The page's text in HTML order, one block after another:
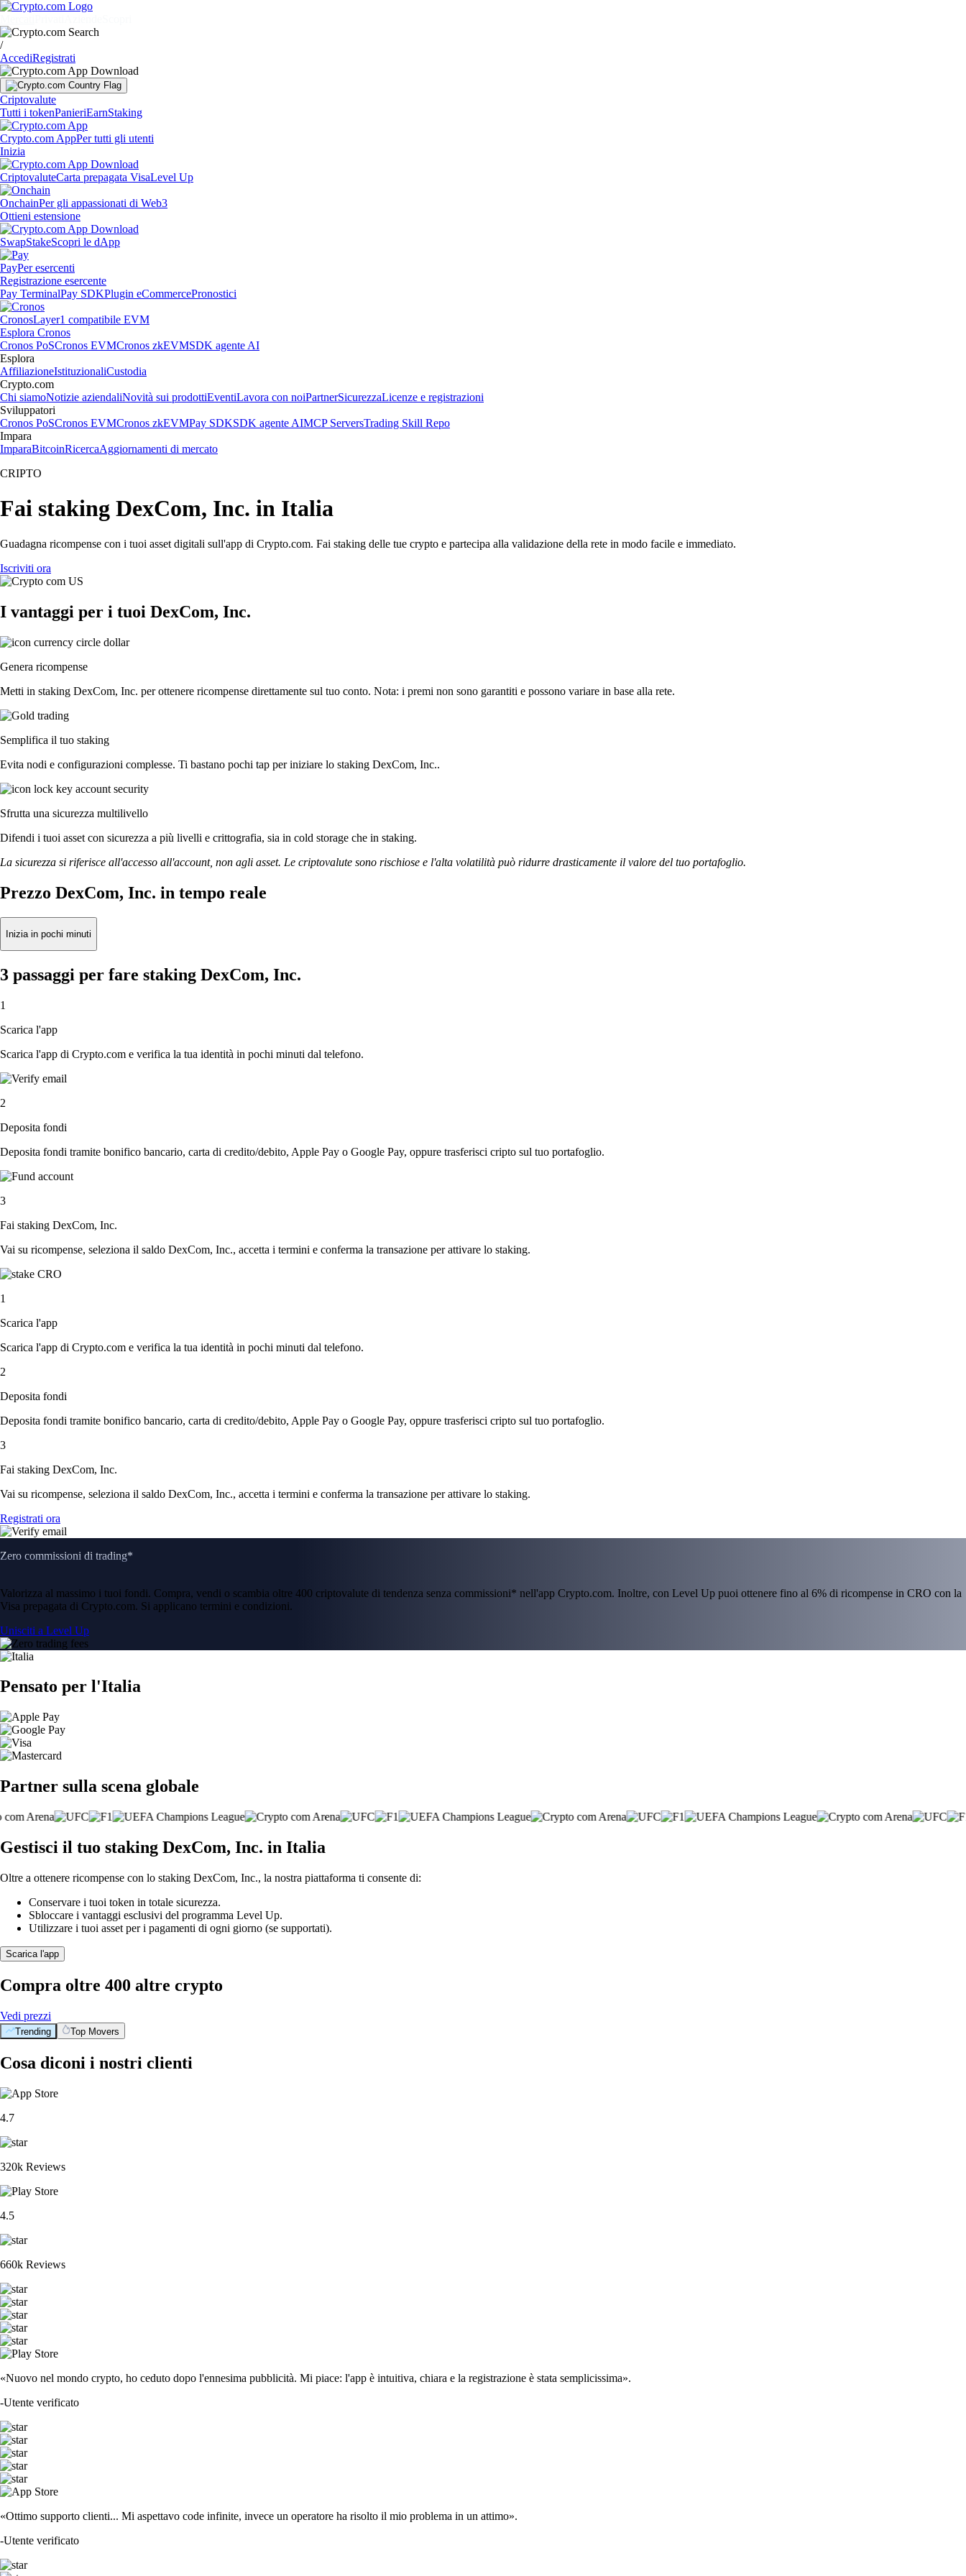
/
AccediRegistrati
Criptovalute
Tutti i tokenPanieriEarnStaking
Crypto.com AppPer tutti gli utenti
Inizia
CriptovaluteCarta prepagata VisaLevel Up
OnchainPer gli appassionati di Web3
Ottieni estensione
SwapStakeScopri le dApp
PayPer esercenti
Registrazione esercente
Pay TerminalPay SDKPlugin eCommercePronostici
CronosLayer1 compatibile EVM
Esplora Cronos
Cronos PoSCronos EVMCronos zkEVMSDK agente AI
Esplora
AffiliazioneIstituzionaliCustodia
Crypto.com
Chi siamoNotizie aziendaliNovità sui prodottiEventiLavora con noiPartnerSicurezzaLicenze e registrazioni
Sviluppatori
Cronos PoSCronos EVMCronos zkEVMPay SDKSDK agente AIMCP ServersTrading Skill Repo
Impara
ImparaBitcoinRicercaAggiornamenti di mercato
CRIPTO
Fai staking DexCom, Inc. in Italia
Guadagna ricompense con i tuoi asset digitali sull'app di Crypto.com. Fai staking delle tue crypto e partecipa alla validazione della rete in modo facile e immediato.
Iscriviti ora
I vantaggi per i tuoi DexCom, Inc.
Genera ricompense
Metti in staking DexCom, Inc. per ottenere ricompense direttamente sul tuo conto. Nota: i premi non sono garantiti e possono variare in base alla rete.
Semplifica il tuo staking
Evita nodi e configurazioni complesse. Ti bastano pochi tap per iniziare lo staking DexCom, Inc..
Sfrutta una sicurezza multilivello
Difendi i tuoi asset con sicurezza a più livelli e crittografia, sia in cold storage che in staking.
La sicurezza si riferisce all'accesso all'account, non agli asset. Le criptovalute sono rischiose e l'alta volatilità può ridurre drasticamente il valore del tuo portafoglio.
Prezzo DexCom, Inc. in tempo reale
Inizia in pochi minuti
3 passaggi per fare staking DexCom, Inc.
1
Scarica l'app
Scarica l'app di Crypto.com e verifica la tua identità in pochi minuti dal telefono.
2
Deposita fondi
Deposita fondi tramite bonifico bancario, carta di credito/debito, Apple Pay o Google Pay, oppure trasferisci cripto sul tuo portafoglio.
3
Fai staking DexCom, Inc.
Vai su ricompense, seleziona il saldo DexCom, Inc., accetta i termini e conferma la transazione per attivare lo staking.
1
Scarica l'app
Scarica l'app di Crypto.com e verifica la tua identità in pochi minuti dal telefono.
2
Deposita fondi
Deposita fondi tramite bonifico bancario, carta di credito/debito, Apple Pay o Google Pay, oppure trasferisci cripto sul tuo portafoglio.
3
Fai staking DexCom, Inc.
Vai su ricompense, seleziona il saldo DexCom, Inc., accetta i termini e conferma la transazione per attivare lo staking.
Registrati ora
Zero commissioni di trading*
Valorizza al massimo i tuoi fondi. Compra, vendi o scambia oltre 400 criptovalute di tendenza senza commissioni* nell'app Crypto.com. Inoltre, con Level Up puoi ottenere fino al 6% di ricompense in CRO con la
Visa prepagata di Crypto.com. Si applicano termini e condizioni.
Unisciti a Level Up
Pensato per l'Italia
Partner sulla scena globale
Gestisci il tuo staking DexCom, Inc. in Italia
Oltre a ottenere ricompense con lo staking DexCom, Inc., la nostra piattaforma ti consente di:
Conservare i tuoi token in totale sicurezza.
Sbloccare i vantaggi esclusivi del programma Level Up.
Utilizzare i tuoi asset per i pagamenti di ogni giorno (se supportati).
Scarica l'app
Compra oltre 400 altre crypto
Vedi prezzi
Trending Top Movers
Cosa diconi i nostri clienti
4.7
320k Reviews
4.5
660k Reviews
«Nuovo nel mondo crypto, ho ceduto dopo l'ennesima pubblicità. Mi piace: l'app è intuitiva, chiara e la registrazione è stata semplicissima».
-Utente verificato
«Ottimo supporto clienti... Mi aspettavo code infinite, invece un operatore ha risolto il mio problema in un attimo».
-Utente verificato